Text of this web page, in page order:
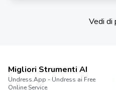
Vedi di
Migliori Strumenti AI
Undress.App - Undress ai Free
Online Service